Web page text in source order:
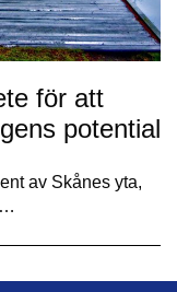
för att
potential
av Skånes yta,